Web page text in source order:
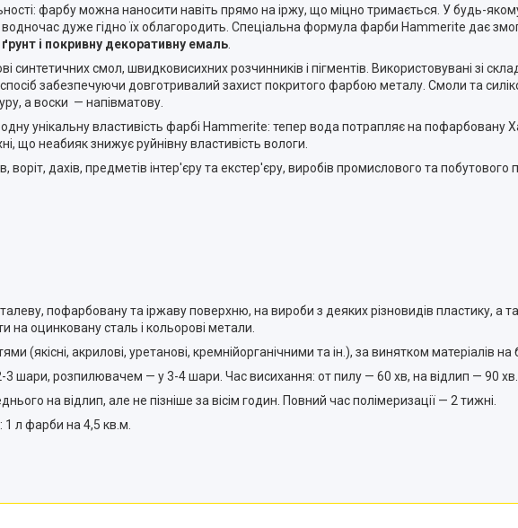
фарбу можна наносити навіть прямо на іржу, що міцно тримається. У будь-
дуже гідно їх облагородить. Спеціальна формула фарби Hammerite дає
і покривну декоративну емаль
синтетичних смол, швидковисихних розчинників і пігментів. Використовувані зі
забезпечуючи довготривалий захист покритого фарбою металу. Смоли та
а воски — напівматову.
унікальну властивість фарбі Hammerite: тепер вода потрапляє на пофарбовану
що неабияк знижує руйнівну властивість вологи.
дахів, предметів інтер'єру та екстер'єру, виробів промислового та побутового
пофарбовану та іржаву поверхню, на вироби з деяких різновидів пластику, а
оцинковану сталь і кольорові метали.
акрилові, уретанові, кремнійорганічними та ін.), за винятком матеріалів на
шари, розпилювачем — у 3-4 шари. Час висихання: oт пилу — 60 хв, на відлип — 90 хв.
на відлип, але не пізніше за вісім годин. Повний час полімеризації — 2 тижні.
л фарби на 4,5 кв.м.